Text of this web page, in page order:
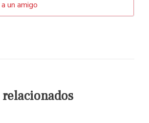
un amigo